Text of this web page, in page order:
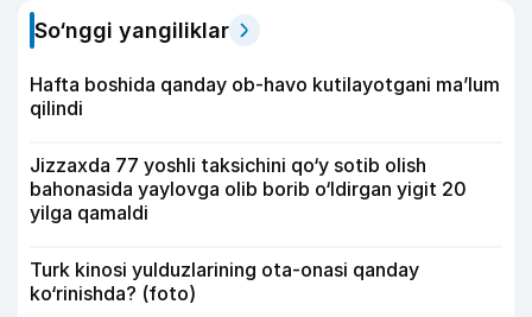
So‘nggi yangiliklar
Hafta boshida qanday ob-havo kutilayotgani ma’lum
qilindi
Jizzaxda 77 yoshli taksichini qo‘y sotib olish
bahonasida yaylovga olib borib o‘ldirgan yigit 20
yilga qamaldi
Turk kinosi yulduzlarining ota-onasi qanday
ko‘rinishda? (foto)